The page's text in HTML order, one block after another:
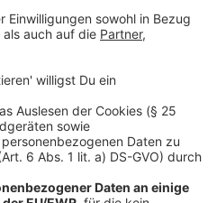
Phasen
- wenn man dies
Kinder beispielsweise
schaffen,
oder Gefühle sprechen